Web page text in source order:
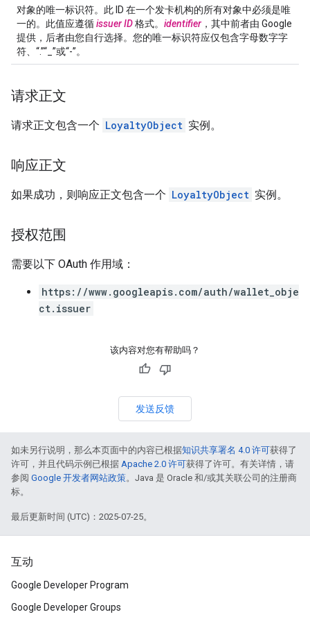
对象的唯一标识符。此 ID 在一个发卡机构的所有对象中必须是唯
一的。此值应遵循issuer ID格式。 identifier ，其中前者由 Google
提供，后者由您自行选择。您的唯一标识符应仅包含字母数字字
符、“.”“_”或“-”。
请求正文
请求正文包含一个 LoyaltyObject 实例。
响应正文
如果成功，则响应正文包含一个 LoyaltyObject 实例。
授权范围
需要以下 OAuth 作用域：
https://www.googleapis.com/auth/wallet_obje
ct.issuer
该内容对您有帮助吗？
发送反馈
如未另行说明，那么本页面中的内容已根据知识共享署名 4.0 许可获得了
许可，并且代码示例已根据 Apache 2.0 许可获得了许可。有关详情，请
参阅 Google 开发者网站政策。Java 是 Oracle 和/或其关联公司的注册商
标。
最后更新时间 (UTC)：2025-07-25。
互动
Google Developer Program
Google Developer Groups